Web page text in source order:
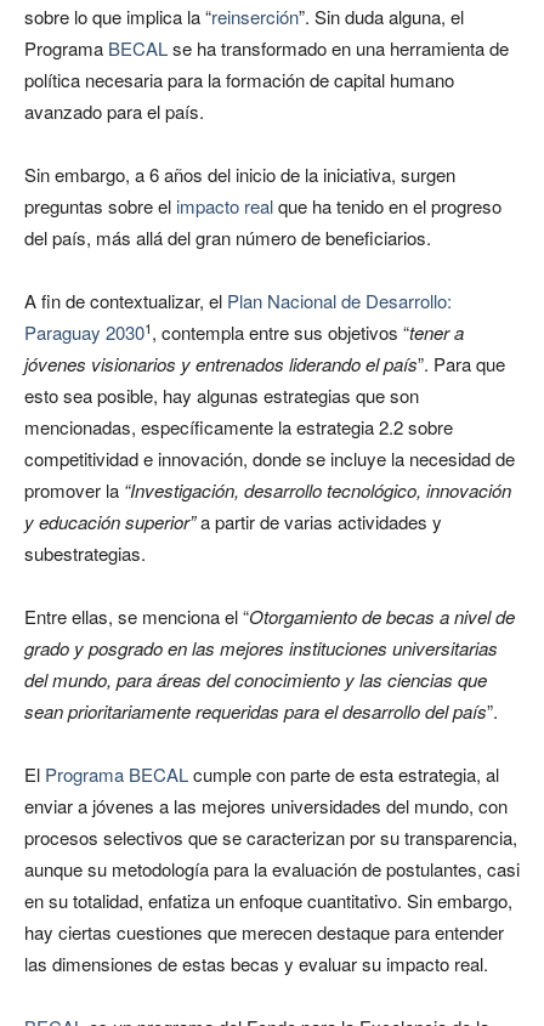
sobre lo que implica la “reinserción”. Sin duda alguna, el
Programa BECALse ha transformado en una herramienta de
política necesaria para la formación de capital humano
avanzado para el país.
Sin embargo, a 6 años del inicio de la iniciativa, surgen
preguntas sobre el impacto realque ha tenido en el progreso
del país, más allá del gran número de beneficiarios.
A fin de contextualizar, el Plan Nacional de Desarrollo:
Paraguay 20301, contempla entre sus objetivos “tener a
jóvenes visionarios y entrenados liderando el país”. Para que
esto sea posible, hay algunas estrategias que son
mencionadas, específicamente la estrategia 2.2 sobre
competitividad e innovación, donde se incluye la necesidad de
promover la “Investigación, desarrollo tecnológico, innovación
y educación superior”a partir de varias actividades y
subestrategias.
Entre ellas, se menciona el “Otorgamiento de becas a nivel de
grado y posgrado en las mejores instituciones universitarias
del mundo, para áreas del conocimiento y las ciencias que
sean prioritariamente requeridas para el desarrollo del país”.
El Programa BECALcumple con parte de esta estrategia, al
enviar a jóvenes a las mejores universidades del mundo, con
procesos selectivos que se caracterizan por su transparencia,
aunque su metodología para la evaluación de postulantes, casi
en su totalidad, enfatiza un enfoque cuantitativo. Sin embargo,
hay ciertas cuestiones que merecen destaque para entender
las dimensiones de estas becas y evaluar su impacto real.